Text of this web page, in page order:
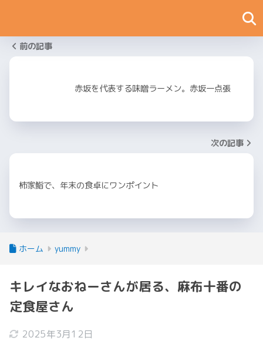
前の記事
赤坂を代表する味噌ラーメン。赤坂一点張
次の記事
柿家鮨で、年末の食卓にワンポイント
ホーム yummy
キレイなおねーさんが居る、麻布十番の
定食屋さん
2025年3月12日